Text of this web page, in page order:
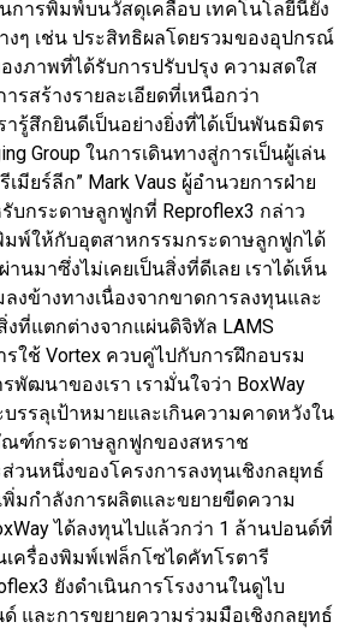
การพิมพ์บนวัสดุเคลือบ เทคโนโลยีนี้ยัง
ๆ เช่น ประสิทธิผลโดยรวมของอุปกรณ์
งภาพที่ได้รับการปรับปรุง ความสดใส
รสร้างรายละเอียดที่เหนือกว่า
รารู้สึกยินดีเป็นอย่างยิ่งที่ได้เป็นพันธมิตร
Group ในการเดินทางสู่การเป็นผู้เล่น
ยร์ลีก” Mark Vaus ผู้อำนวยการฝ่าย
บกระดาษลูกฟูกที่ Reproflex3 กล่าว
มพ์ให้กับอุตสาหกรรมกระดาษลูกฟูกได้
นมาซึ่งไม่เคยเป็นสิ่งที่ดีเลย เราได้เห็น
งข้างทางเนื่องจากขาดการลงทุนและ
ที่แตกต่างจากแผ่นดิจิทัล LAMS
รใช้ Vortex ควบคู่ไปกับการฝึกอบรม
ฒนาของเรา เรามั่นใจว่า BoxWay
บรรลุเป้าหมายและเกินความคาดหวังใน
ฑ์กระดาษลูกฟูกของสหราช
วนหนึ่งของโครงการลงทุนเชิงกลยุทธ์
พิ่มกำลังการผลิตและขยายขีดความ
ได้ลงทุนไปแล้วกว่า 1 ล้านปอนด์ที่
เครื่องพิมพ์เฟล็กโซไดคัทโรตารี
ยังดำเนินการโรงงานในดูไบ
และการขยายความร่วมมือเชิงกลยุทธ์